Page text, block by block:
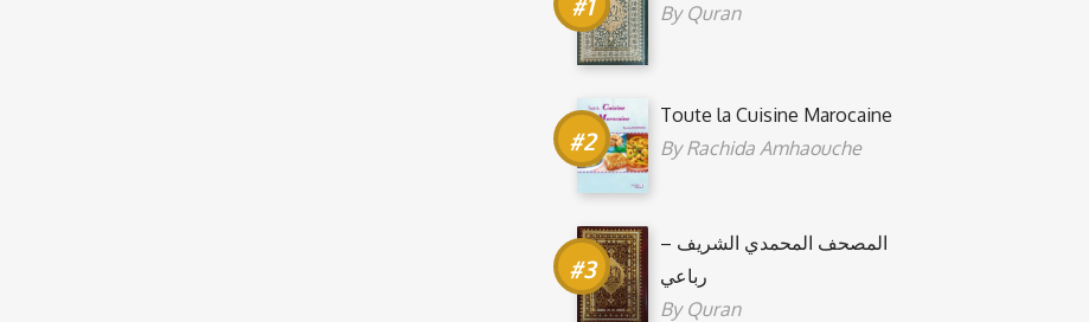
By Quran
Toute la Cuisine Marocaine
ByRachida Amhaouche
المصحف المحمدي الشريف –
رباعي
By Quran